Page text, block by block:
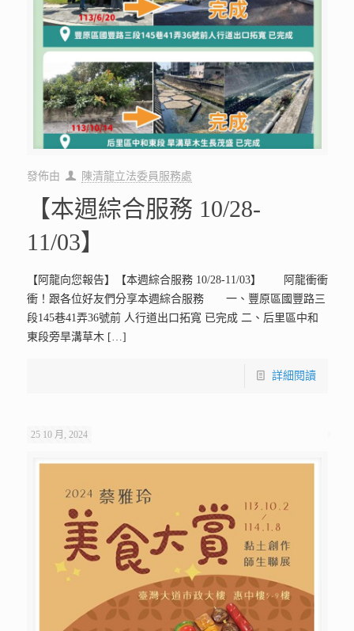
發佈由 陳清龍立法委員服務處
【本週綜合服務 10/28-
11/03】
【阿龍向您報告】【本週綜合服務 10/28-11/03】 阿龍衝衝
衝！跟各位好友們分享本週綜合服務 一、豐原區國豐路三
段145巷41弄36號前 人行道出口拓寬 已完成 二、后里區中和
東段旁旱溝草木[…]
詳細閱讀
25 10 月, 2024